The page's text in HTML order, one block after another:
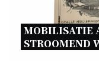
MOBILISATIE
STROOMEND